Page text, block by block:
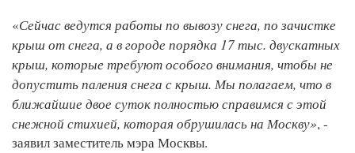
«Сейчас ведутся работы по вывозу снега, по зачистке
крыш от снега, а в городе порядка 17 тыс. двускатных
крыш, которые требуют особого внимания, чтобы не
допустить паления снега с крыш. Мы полагаем, что в
ближайшие двое суток полностью справимся с этой
снежной стихией, которая обрушилась на Москву», -
заявил заместитель мэра Москвы.